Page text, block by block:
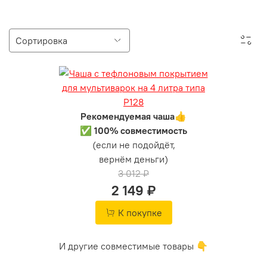
Рекомендуемая чаша👍
✅ 100% совместимость
(если не подойдёт,
вернём деньги)
3 012 ₽
2 149 ₽
К покупке
И другие совместимые товары 👇